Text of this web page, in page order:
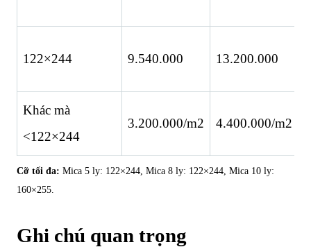
122×244 9.540.000 13.200.000
Khác mà
<122×244
3.200.000/m2 4.400.000/m2
Cỡ tối đa: Mica 5 ly: 122×244, Mica 8 ly: 122×244, Mica 10 ly:
160×255.
Ghi chú quan trọng